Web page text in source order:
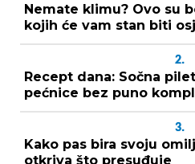
Nemate klimu? Ovo su
kojih će vam stan biti
2.
Recept dana: Sočna
pećnice bez puno
3.
Kako pas bira svoju
otkriva što presuđuje